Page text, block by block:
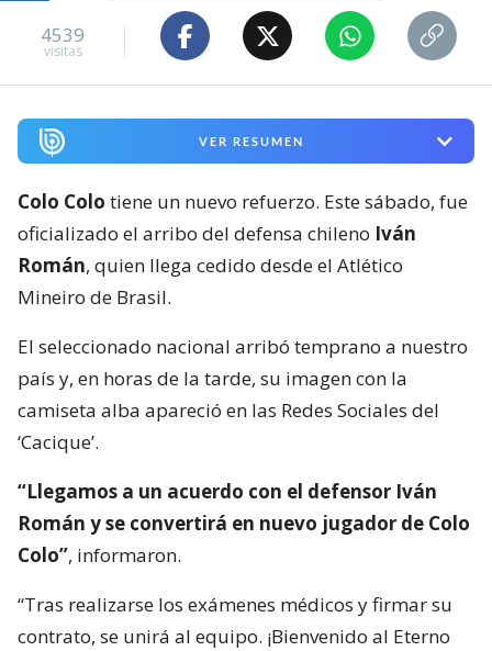
4539
visitas
VER RESUMEN
Colo Colo tiene un nuevo refuerzo. Este sábado, fue
oficializado el arribo del defensa chileno Iván
Román, quien llega cedido desde el Atlético
Mineiro de Brasil.
El seleccionado nacional arribó temprano a nuestro
país y, en horas de la tarde, su imagen con la
camiseta alba apareció en las Redes Sociales del
‘Cacique’.
“Llegamos a un acuerdo con el defensor Iván
Román y se convertirá en nuevo jugador de Colo
Colo”, informaron.
“Tras realizarse los exámenes médicos y firmar su
contrato, se unirá al equipo. ¡Bienvenido al Eterno